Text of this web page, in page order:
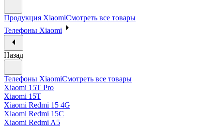
Продукция XiaomiСмотреть все товары
Телефоны Xiaomi
Назад
Телефоны XiaomiСмотреть все товары
Xiaomi 15T Pro
Xiaomi 15T
Xiaomi Redmi 15 4G
Xiaomi Redmi 15C
Xiaomi Redmi A5